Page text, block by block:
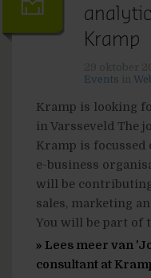
Kramp
Events
Kramp is looking
in Varsseveld The
Kramp is focussed
e-business
will be
sales, marketing
You will be part of
» Lees meer van
consultant at